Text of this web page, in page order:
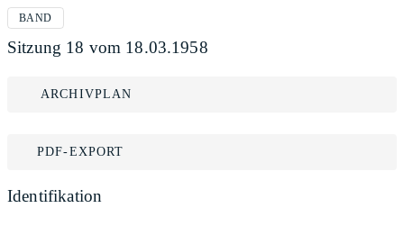
BAND
Sitzung 18 vom 18.03.1958
ARCHIVPLAN
PDF-EXPORT
Identifikation